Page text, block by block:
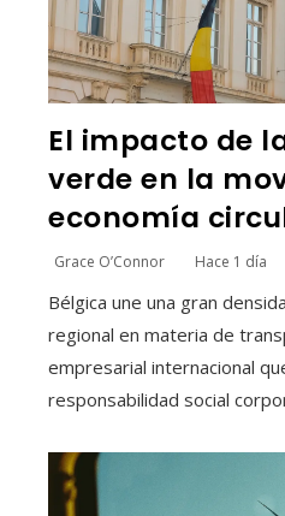
El impacto de
verde en la
economía
Grace O’Connor Hace 1 día
Bélgica une una gran
regional en materia de
empresarial internacional
responsabilidad social